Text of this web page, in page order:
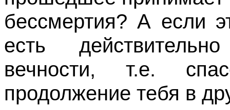
бессмертия? А если
есть
вечности, т.е.
продолжение тебя в